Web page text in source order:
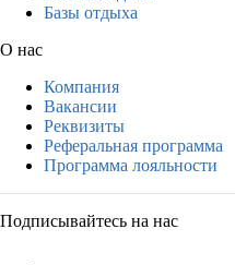
Базы отдыха
О нас
Компания
Вакансии
Реквизиты
Реферальная программа
Программа лояльности
Подписывайтесь на нас